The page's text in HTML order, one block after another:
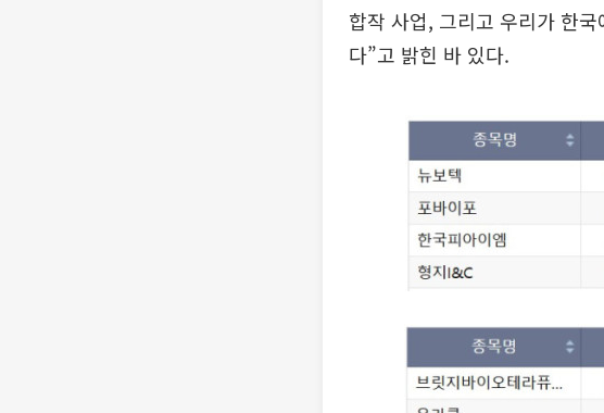
합작 사업, 그리고 우리가 한
다”고 밝힌 바 있다.